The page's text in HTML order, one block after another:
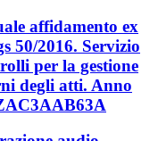
affidamento ex
50/2016. Servizio
per la gestione
degli atti. Anno